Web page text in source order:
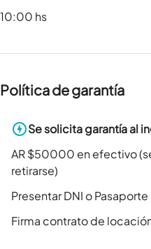
10:00 hs
Política de garantía
Se solicita garantía al
AR $50000 en efectivo
retirarse)
Presentar DNI o Pasaporte
Firma contrato de